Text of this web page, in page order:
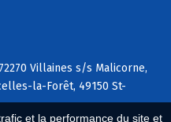
et la performance du site et
Villaines s/s Malicorne,
la-Forêt, 49150 St-